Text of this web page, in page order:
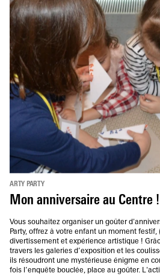
ARTY PARTY
Mon anniversaire au Centre !
Vous souhaitez organiser un goûter
Party, offrez à votre enfant un moment
divertissement et expérience artistique !
travers les galeries d’exposition et les
ils résoudront une mystérieuse énigme en
fois l’enquête bouclée, place au goûter.